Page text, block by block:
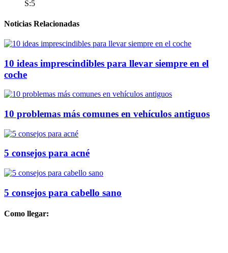
S:5
Noticias Relacionadas
10 ideas imprescindibles para llevar siempre en el
coche
10 problemas más comunes en vehículos antiguos
5 consejos para acné
5 consejos para cabello sano
Como llegar: